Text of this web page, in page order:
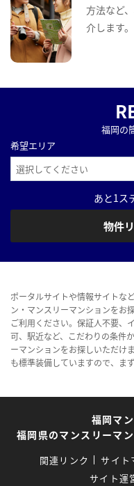
方法など
介します。
福岡の
希望エリア
あと1ス
物件
ポータルサイトや情報サイトな
ン・マンスリーマンションをお
ご利用ください。保証人不要、
可、駅近など、こだわりの条件
ーマンションをお探しいただけ
も標準装備していますので、ま
福岡マ
福岡県のマンスリーマ
関連リンク サイト
サイト運